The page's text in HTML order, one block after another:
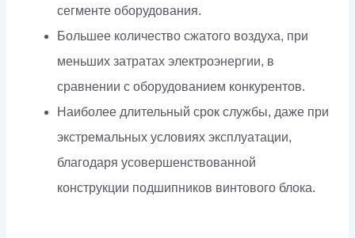
сегменте оборудования.
Большее количество сжатого воздуха, при
меньших затратах электроэнергии, в
сравнении с оборудованием конкурентов.
Наиболее длительный срок службы, даже при
экстремальных условиях эксплуатации,
благодаря усовершенствованной
конструкции подшипников винтового блока.